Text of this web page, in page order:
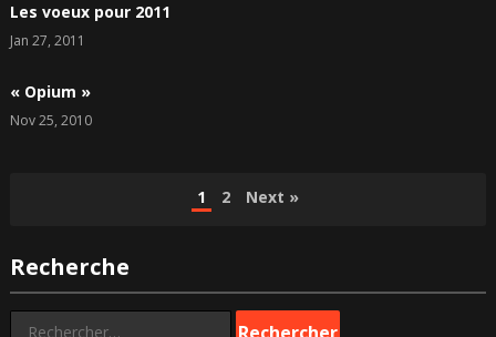
Les voeux pour 2011
Jan 27, 2011
« Opium »
Nov 25, 2010
publications
1 2 Next »
Recherche
Rechercher :